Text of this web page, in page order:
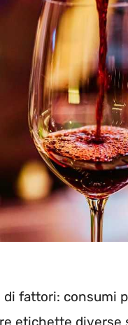
fattori: consumi
etichette diverse